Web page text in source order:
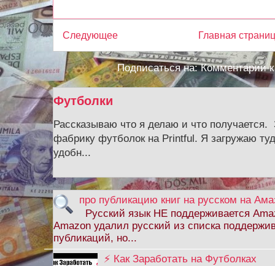
Следующее Главная
Подписаться на:Комментарии
Футболки
Рассказываю что я делаю и что
фабрику футболок на Printful. Я загружаю
удобн...
про публикацию книг на русском на
Русский язык НЕ поддерживается
Amazon удалил русский из списка
публикаций, но...
⚡ Как Заработать на Футболках